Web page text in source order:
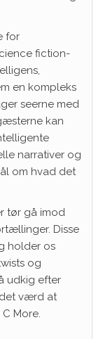
for
fiction-
en kompleks
seerne med
kan
narrativer og
om hvad det
tør gå imod
Disse
holder os
og
udkig efter
værd at
More.